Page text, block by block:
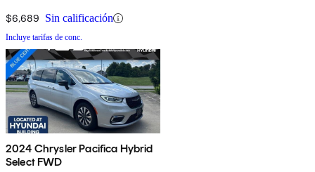
$6,689 Sin calificación
Incluye tarifas de conc.
2024 Chrysler Pacifica Hybrid
Select FWD